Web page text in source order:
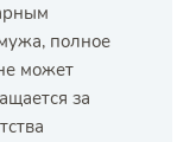
полное
может
за